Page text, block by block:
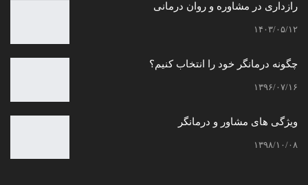
رازداری در مشاوره و روان درمانی
۱۴۰۳/۰۵/۱۲
چگونه درمانگر خود را انتخاب کنیم؟
۱۳۹۶/۰۷/۱۶
ویژگی های مشاور و درمانگر
۱۳۹۸/۱۰/۰۸